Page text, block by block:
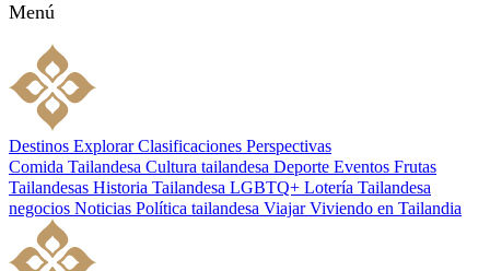
Menú
Destinos Explorar Clasificaciones Perspectivas
Comida Tailandesa Cultura tailandesa Deporte Eventos Frutas
Tailandesas Historia Tailandesa LGBTQ+ Lotería Tailandesa
negocios Noticias Política tailandesa Viajar Viviendo en Tailandia